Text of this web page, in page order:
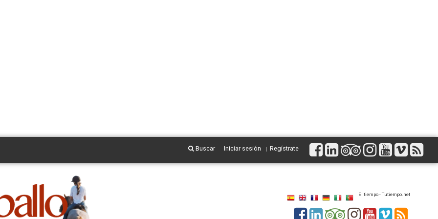
Buscar Iniciar sesión Regístrate
El tiempo - Tutiempo.net